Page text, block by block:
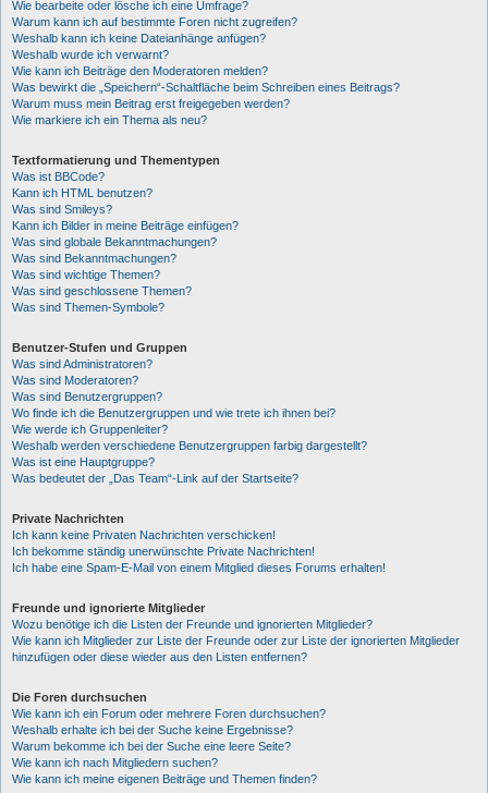
Wie bearbeite oder lösche ich eine Umfrage?
Warum kann ich auf bestimmte Foren nicht zugreifen?
Weshalb kann ich keine Dateianhänge anfügen?
Weshalb wurde ich verwarnt?
Wie kann ich Beiträge den Moderatoren melden?
Was bewirkt die „Speichern“-Schaltfläche beim Schreiben eines Beitrags?
Warum muss mein Beitrag erst freigegeben werden?
Wie markiere ich ein Thema als neu?
Textformatierung und Thementypen
Was ist BBCode?
Kann ich HTML benutzen?
Was sind Smileys?
Kann ich Bilder in meine Beiträge einfügen?
Was sind globale Bekanntmachungen?
Was sind Bekanntmachungen?
Was sind wichtige Themen?
Was sind geschlossene Themen?
Was sind Themen-Symbole?
Benutzer-Stufen und Gruppen
Was sind Administratoren?
Was sind Moderatoren?
Was sind Benutzergruppen?
Wo finde ich die Benutzergruppen und wie trete ich ihnen bei?
Wie werde ich Gruppenleiter?
Weshalb werden verschiedene Benutzergruppen farbig dargestellt?
Was ist eine Hauptgruppe?
Was bedeutet der „Das Team“-Link auf der Startseite?
Private Nachrichten
Ich kann keine Privaten Nachrichten verschicken!
Ich bekomme ständig unerwünschte Private Nachrichten!
Ich habe eine Spam-E-Mail von einem Mitglied dieses Forums erhalten!
Freunde und ignorierte Mitglieder
Wozu benötige ich die Listen der Freunde und ignorierten Mitglieder?
Wie kann ich Mitglieder zur Liste der Freunde oder zur Liste der ignorierten Mitglieder
hinzufügen oder diese wieder aus den Listen entfernen?
Die Foren durchsuchen
Wie kann ich ein Forum oder mehrere Foren durchsuchen?
Weshalb erhalte ich bei der Suche keine Ergebnisse?
Warum bekomme ich bei der Suche eine leere Seite?
Wie kann ich nach Mitgliedern suchen?
Wie kann ich meine eigenen Beiträge und Themen finden?